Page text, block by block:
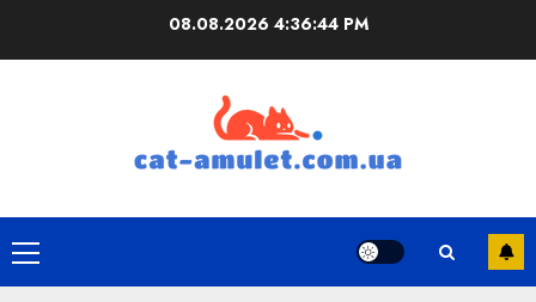
08.08.2026 4:36:46 PM
Основное
меню